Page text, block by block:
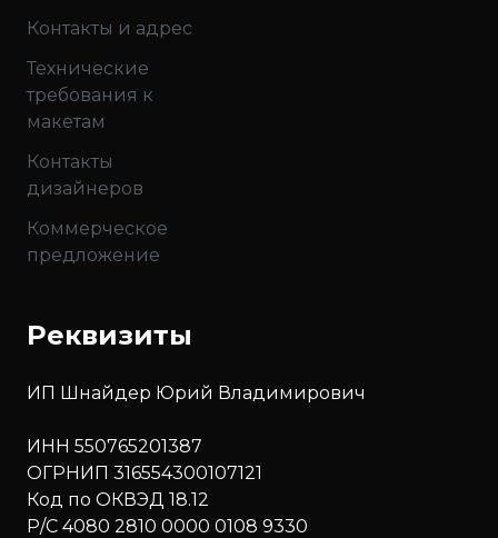
Контакты и адрес
Технические
требования к
макетам
Контакты
дизайнеров
Коммерческое
предложение
Реквизиты
ИП Шнайдер Юрий Владимирович
ИНН 550765201387
ОГРНИП 316554300107121
Код по ОКВЭД 18.12
Р/С 4080 2810 0000 0108 9330